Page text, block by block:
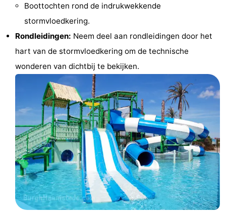
en
drinken
Evenementen
Ringrijden
Praktisch
Forum
Parkeren
Reisboekenwinkel
Nieuws
Medische
Boottochten rond de indrukwekkende
stormvloedkering.
Rondleidingen: Neem deel aan rondleidingen door het
hart van de stormvloedkering om de technische
wonderen van dichtbij te bekijken.